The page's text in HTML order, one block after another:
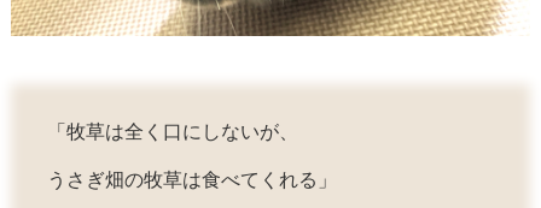
「牧草は全く口にしないが、
うさぎ畑の牧草は食べてくれる」